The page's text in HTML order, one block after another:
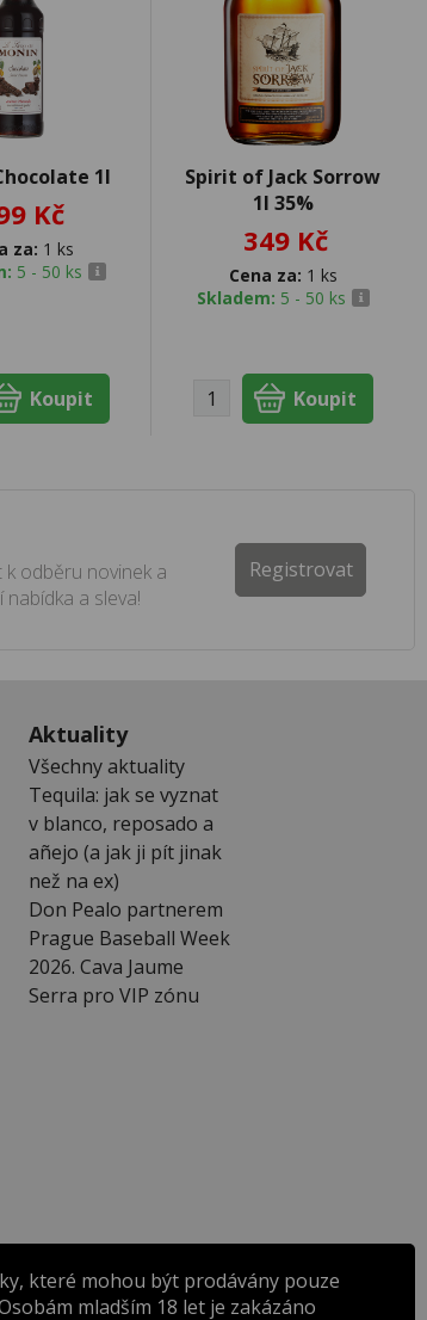
1l
Kč
za: 1 ks
5 - 50 ks
Spirit of Jack Sorrow
1l 35%
349 Kč
Cena za: 1 ks
Skladem: 5 - 50 ks
odběru novinek a
nabídka a sleva!
Registrovat
Aktuality
Všechny aktuality
Tequila: jak se vyznat
v blanco, reposado a
añejo (a jak ji pít jinak
než na ex)
Don Pealo partnerem
Prague Baseball Week
2026. Cava Jaume
Serra pro VIP zónu
které mohou být prodávány pouze
mladším 18 let je zakázáno